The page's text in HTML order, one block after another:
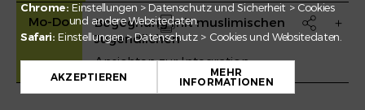
+
−
Mo-Do
Begegnung mit muslimischen
JugendlichenDrucken

Ansichten zur Integration
Chrome: Einstellungen > Datenschutz und Sicherheit > Cookies
und andere Websitedaten.
Safari: Einstellungen > Datenschutz > Cookies und Websitedaten.
AKZEPTIEREN MEHR
INFORMATIONEN